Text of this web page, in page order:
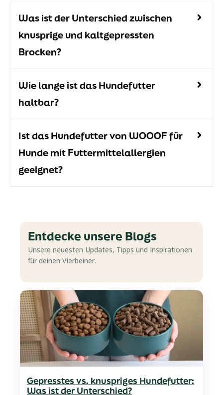
Was ist der Unterschied zwischen
knusprige und kaltgepressten
Brocken?
Wie lange ist das Hundefutter
haltbar?
Ist das Hundefutter von WOOOF für
Hunde mit Futtermittelallergien
geeignet?
Entdecke unsere Blogs
Unsere neuesten Updates, Tipps und Inspirationen
für deinen Vierbeiner.
Gepresstes vs. knuspriges Hundefutter:
Was ist der Unterschied?